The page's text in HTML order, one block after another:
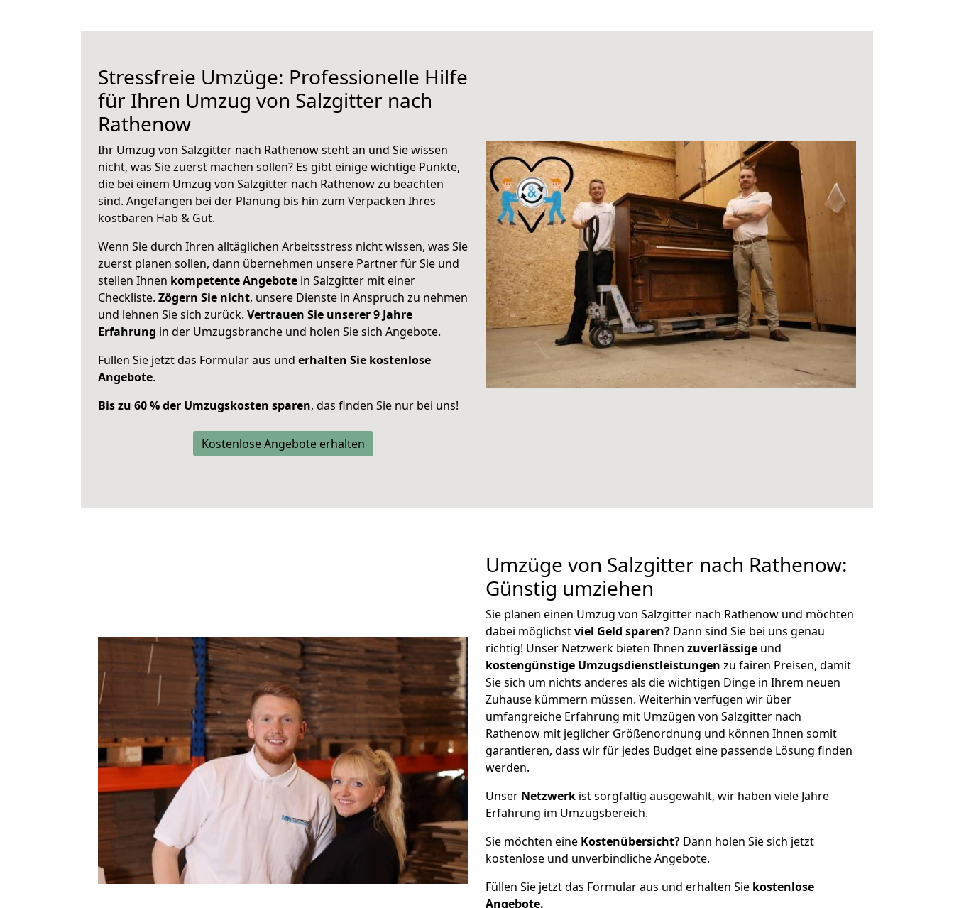
Stressfreie Umzüge: Professionelle Hilfe
für Ihren Umzug von Salzgitter nach
Rathenow
Ihr Umzug von Salzgitter nach Rathenow steht an und Sie wissen
nicht, was Sie zuerst machen sollen? Es gibt einige wichtige Punkte,
die bei einem Umzug von Salzgitter nach Rathenow zu beachten
sind. Angefangen bei der Planung bis hin zum Verpacken Ihres
kostbaren Hab & Gut.
Wenn Sie durch Ihren alltäglichen Arbeitsstress nicht wissen, was Sie
zuerst planen sollen, dann übernehmen unsere Partner für Sie und
stellen Ihnen kompetente Angebote in Salzgitter mit einer
Checkliste. Zögern Sie nicht, unsere Dienste in Anspruch zu nehmen
und lehnen Sie sich zurück. Vertrauen Sie unserer 9 Jahre
Erfahrung in der Umzugsbranche und holen Sie sich Angebote.
Füllen Sie jetzt das Formular aus und erhalten Sie kostenlose
Angebote.
Bis zu 60 % der Umzugskosten sparen, das finden Sie nur bei uns!
Kostenlose Angebote erhalten
Umzüge von Salzgitter nach Rathenow:
Günstig umziehen
Sie planen einen Umzug von Salzgitter nach Rathenow und möchten
dabei möglichstviel Geld sparen? Dann sind Sie bei uns genau
richtig! Unser Netzwerk bieten Ihnen zuverlässige und
kostengünstige Umzugsdienstleistungen zu fairen Preisen, damit
Sie sich um nichts anderes als die wichtigen Dinge in Ihrem neuen
Zuhause kümmern müssen. Weiterhin verfügen wir über
umfangreiche Erfahrung mit Umzügen von Salzgitter nach
Rathenow mit jeglicher Größenordnung und können Ihnen somit
garantieren, dass wir für jedes Budget eine passende Lösung finden
werden.
Unser Netzwerk ist sorgfältig ausgewählt, wir haben viele Jahre
Erfahrung im Umzugsbereich.
Sie möchten eine Kostenübersicht? Dann holen Sie sich jetzt
kostenlose und unverbindliche Angebote.
Füllen Sie jetzt das Formular aus und erhalten Sie kostenlose
Angebote.